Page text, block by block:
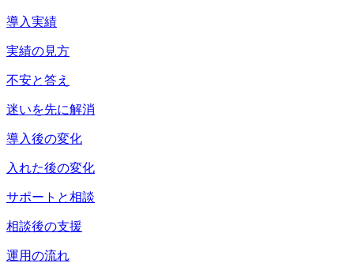
導入実績
実績の見方
不安と答え
迷いを先に解消
導入後の変化
入れた後の変化
サポートと相談
相談後の支援
運用の流れ